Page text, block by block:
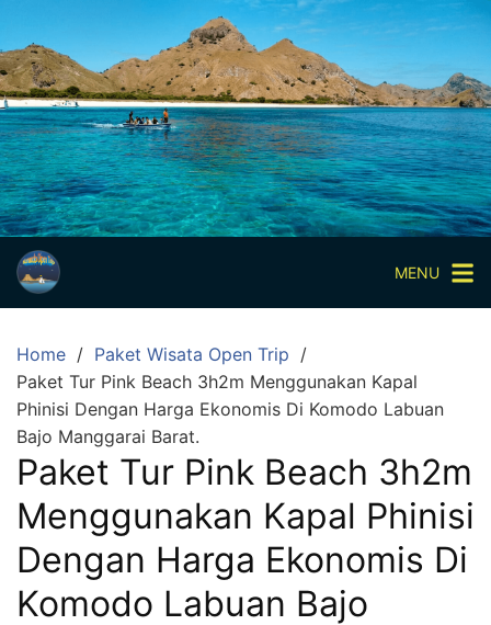
content
Paket
Wisata
Sharing
Trip
Komodo
Paket
Wisata
Open
Pulau
Komodo
Labuan
Bajo
3
Hari
2
Malam,
2
MENU
Home
Paket Wisata Open Trip
Paket Tur Pink Beach 3h2m Menggunakan Kapal
Phinisi Dengan Harga Ekonomis Di Komodo Labuan
Bajo Manggarai Barat.
Paket Tur Pink Beach 3h2m
Menggunakan Kapal Phinisi
Dengan Harga Ekonomis Di
Komodo Labuan Bajo